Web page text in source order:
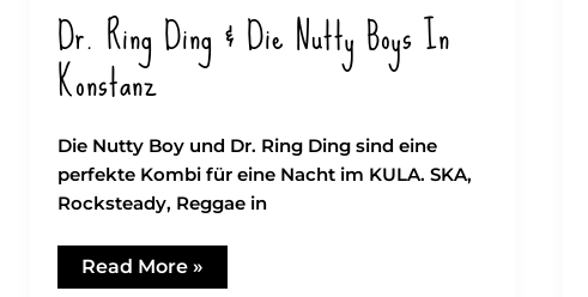
Dr. Ring Ding & Die Nutty Boys In
Konstanz
Die Nutty Boy und Dr. Ring Ding sind eine
perfekte Kombi für eine Nacht im KULA. SKA,
Rocksteady, Reggae in
Dr.
Ring
Read More »